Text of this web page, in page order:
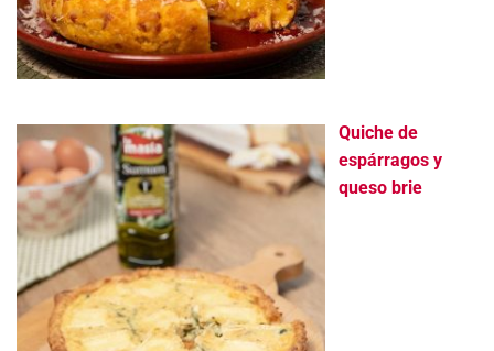
Quiche de
espárragos y
queso brie